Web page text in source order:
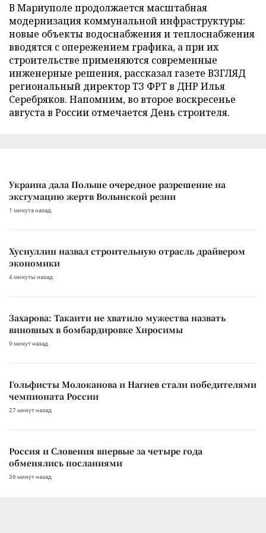
В Мариуполе продолжается масштабная
модернизация коммунальной инфраструктуры:
новые объекты водоснабжения и теплоснабжения
вводятся с опережением графика, а при их
строительстве применяются современные
инженерные решения, рассказал газете ВЗГЛЯД
региональный директор ТЗ ФРТ в ДНР Илья
Серебряков. Напомним, во второе воскресенье
августа в России отмечается День строителя.
Украина дала Польше очередное разрешение на
эксгумацию жертв Волынской резни
1 минута назад
Хуснуллин назвал строительную отрасль драйвером
экономики
4 минуты назад
Захарова: Такаити не хватило мужества назвать
виновных в бомбардировке Хиросимы
9 минут назад
Гольфисты Молоканова и Нагиев стали победителями
чемпионата России
27 минут назад
Россия и Словения впервые за четыре года
обменялись посланиями
36 минут назад